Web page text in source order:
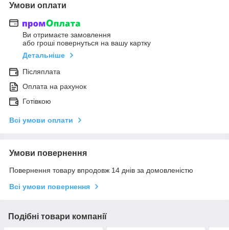
Умови оплати
Ви отримаєте замовлення
або гроші повернуться на вашу картку
Детальніше
Післяплата
Оплата на рахунок
Готівкою
Всі умови оплати
Умови повернення
Повернення товару впродовж 14 днів за домовленістю
Всі умови повернення
Подібні товари компанії